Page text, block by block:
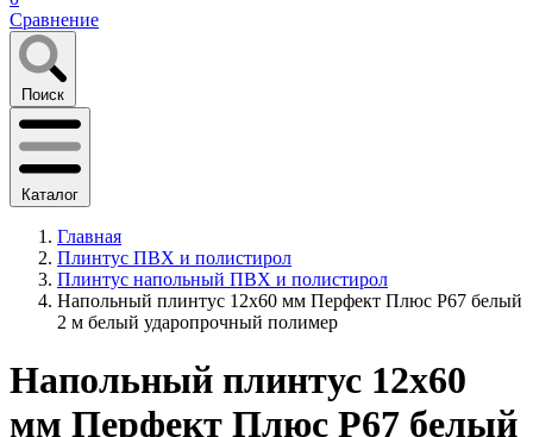
Сравнение
Поиск
Каталог
Главная
Плинтус ПВХ и полистирол
Плинтус напольный ПВХ и полистирол
Напольный плинтус 12х60 мм Перфект Плюс P67 белый
2 м белый ударопрочный полимер
Напольный плинтус 12х60
мм Перфект Плюс P67 белый